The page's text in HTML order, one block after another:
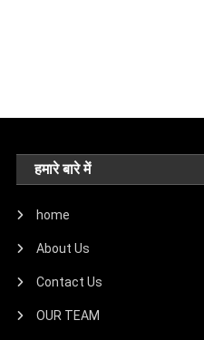
हमारे बारे में
home
About Us
Contact Us
OUR TEAM